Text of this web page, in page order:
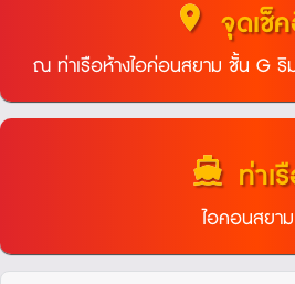
location_on จุดเช็
ณ ท่าเรือห้างไอค่อนสยาม ชั้น G ริ
directions_boat ท่าเ
ไอคอนสยาม